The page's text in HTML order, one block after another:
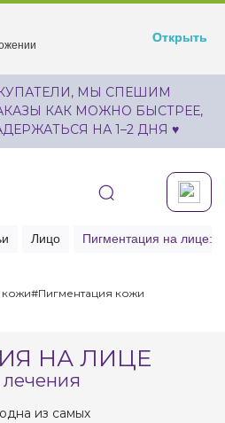
Открыть
МЫ СПЕШИМ
КАК МОЖНО БЫСТРЕЕ,
НА 1–2 ДНЯ ♥
Лицо Пигментация на лице:
#Пигментация кожи
НА ЛИЦЕ
из самых
Открыть